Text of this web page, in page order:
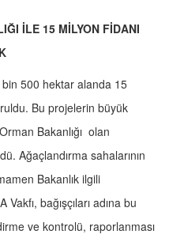
İLE 15 MİLYON FİDANI
500 hektar alanda 15
Bu projelerin büyük
Bakanlığı olan
Ağaçlandırma sahalarının
Bakanlık ilgili
bağışçıları adına bu
ve kontrolü, raporlanması